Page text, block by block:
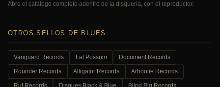
Abre el catálogo completo adentro de la disquería, con el reproductor.
OTROS SELLOS DE BLUES
Vanguard Records Fat Possum Document Records
Rounder Records Alligator Records Arhoolie Records
Ruf Records Disques Black & Blue Blind Pig Records